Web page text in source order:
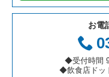
テイクアウトの居抜き
お弁当・惣菜・デリの
カラオケ・パブ・スナ
岐阜県の飲食店の居抜
三重県の飲食店の居抜
豊中市の飲食店の居抜
大阪市都島区の飲食店
大阪市阿倍野区の飲食
大阪府の鉄板焼き・お
大阪府のアジア料理の
大阪府のカフェの居抜
お電
◆受付時間 9
◆飲食店ドッ